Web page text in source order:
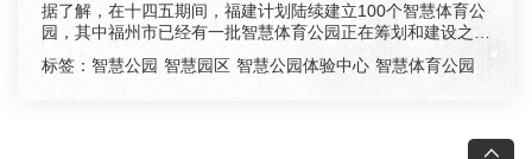
据了解，在十四五期间，福建计划陆续建立100个智慧体育公
园，其中福州市已经有一批智慧体育公园正在筹划和建设之
中。分形智能...
标签： 智慧公园 智慧园区 智慧公园体验中心 智慧体育公园